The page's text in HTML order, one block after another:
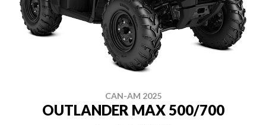
CAN-AM 2025
OUTLANDER MAX 500/700